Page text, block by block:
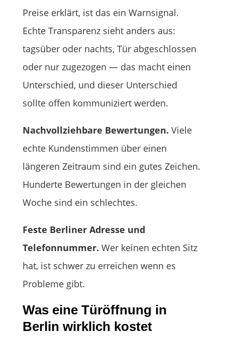
Preise erklärt, ist das ein Warnsignal.
Echte Transparenz sieht anders aus:
tagsüber oder nachts, Tür abgeschlossen
oder nur zugezogen — das macht einen
Unterschied, und dieser Unterschied
sollte offen kommuniziert werden.
Nachvollziehbare Bewertungen. Viele
echte Kundenstimmen über einen
längeren Zeitraum sind ein gutes Zeichen.
Hunderte Bewertungen in der gleichen
Woche sind ein schlechtes.
Feste Berliner Adresse und
Telefonnummer. Wer keinen echten Sitz
hat, ist schwer zu erreichen wenn es
Probleme gibt.
Was eine Türöffnung in
Berlin wirklich kostet